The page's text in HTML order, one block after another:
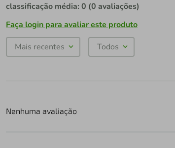
classificação média: 0 (0 avaliações)
Faça login para avaliar este produto
Mais recentes Todos
Nenhuma avaliação